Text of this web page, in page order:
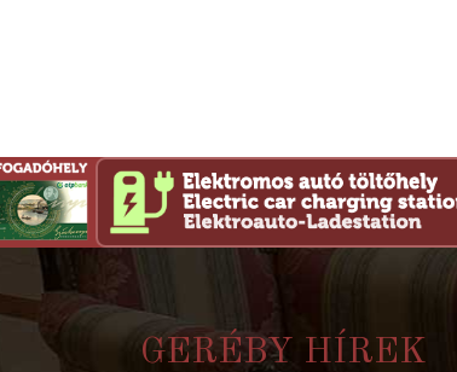
GERÉBY HÍREK